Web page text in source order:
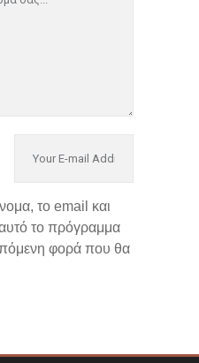
το email και
το πρόγραμμα
φορά που θα